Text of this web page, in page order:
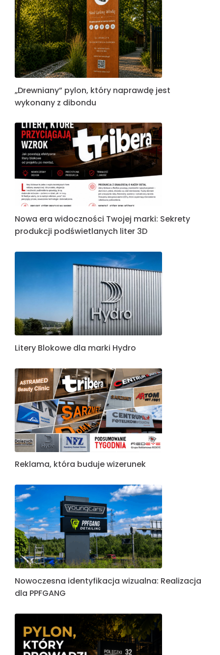
„Drewniany” pylon, który naprawdę jest
wykonany z dibondu
Nowa era widoczności Twojej marki: Sekrety
produkcji podświetlanych liter 3D
Litery Blokowe dla marki Hydro
Reklama, która buduje wizerunek
Nowoczesna identyfikacja wizualna: Realizacja
dla PPFGANG